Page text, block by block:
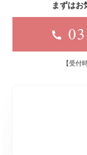
まずはお
【受